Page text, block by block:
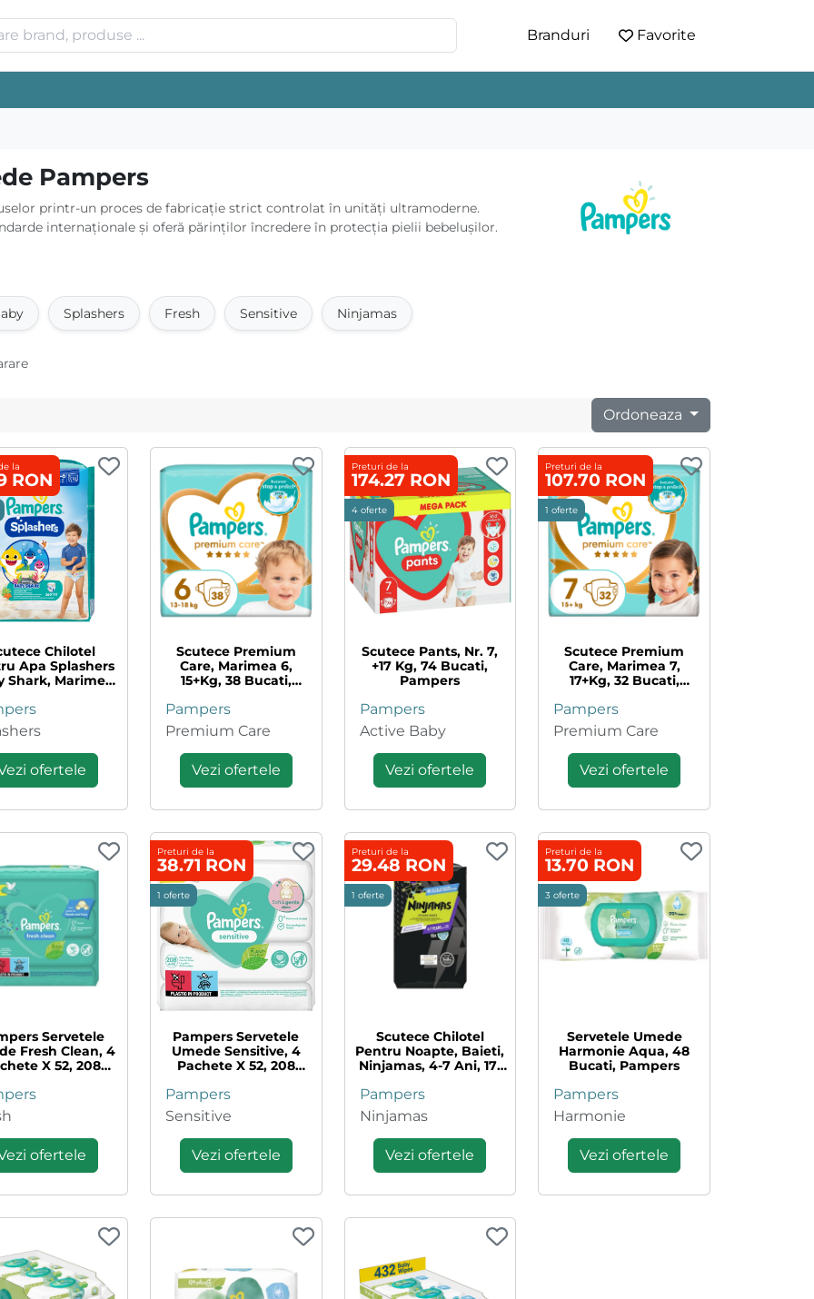
Branduri Favorite
Pampers
printr-un proces de fabricație strict controlat în unități ultramoderne.
internaționale și oferă părinților încredere în protecția pielii bebelușilor.
Splashers Fresh Sensitive Ninjamas
Ordoneaza
Chilotel
Apa Splashers
Shark, Marimea
Pampers
la
RON
ofertele
Scutece Premium
Care, Marimea 6,
15+kg, 38 Bucati,
Pampers
Premium Care
Vezi ofertele
Scutece Pants, Nr. 7,
+17 Kg, 74 Bucati,
Pampers
Preturi de la
174.27 RON
4 oferte
Pampers
Active Baby
Vezi ofertele
Scutece Premium
Care, Marimea 7,
17+kg, 32 Bucati,
Preturi de la
107.70 RON
1 oferte
Pampers
Premium Care
Vezi ofertele
Servetele
Fresh Clean, 4
X 52, 208
ofertele
Pampers Servetele
Umede Sensitive, 4
Pachete X 52, 208
Preturi de la
38.71 RON
1 oferte
Pampers
Sensitive
Vezi ofertele
Scutece Chilotel
Pentru Noapte, Baieti,
Ninjamas, 4-7 Ani, 17-
Pampers
Preturi de la
29.48 RON
1 oferte
Pampers
Ninjamas
Vezi ofertele
Servetele Umede
Harmonie Aqua, 48
Bucati, Pampers
Preturi de la
13.70 RON
3 oferte
Pampers
Harmonie
Vezi ofertele